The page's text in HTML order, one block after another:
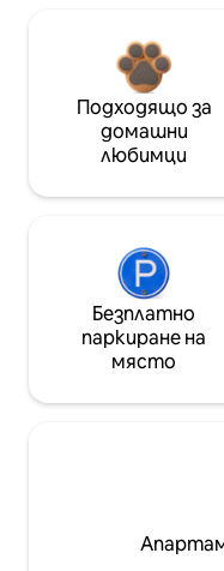
Подходящо за
домашни
любимци
Безплатно
паркиране на
място